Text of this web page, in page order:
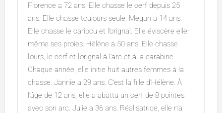
Florence a 72 ans. Elle chasse le cerf depuis 25
ans. Elle chasse toujours seule. Megan a 14 ans.
Elle chasse le caribou et l’orignal. Elle éviscère elle-
même ses proies. Hélène a 50 ans. Elle chasse
l’ours, le cerf et l’orignal à l’arc et à la carabine.
Chaque année, elle initie huit autres femmes à la
chasse. Jannie a 29 ans. C’est la fille d’Hélène. À
l’âge de 12 ans, elle a abattu un cerf de 8 pointes
avec son arc. Julie a 36 ans. Réalisatrice, elle n’a